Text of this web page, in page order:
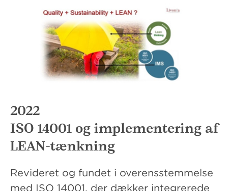
2022
ISO 14001 og implementering af
LEAN-tænkning
Revideret og fundet i overensstemmelse
med ISO 14001, der dækker integrerede